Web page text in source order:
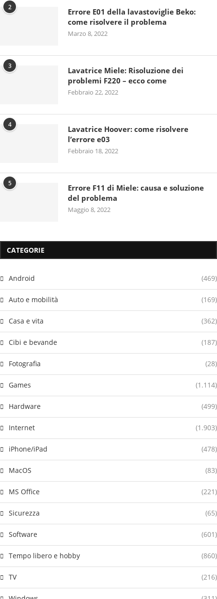
2
Errore E01 della lavastoviglie Beko:
come risolvere il problema
Marzo 8, 2022
3
Lavatrice Miele: Risoluzione dei
problemi F220 – ecco come
Febbraio 22, 2022
4
Lavatrice Hoover: come risolvere
l’errore e03
Febbraio 18, 2022
5
Errore F11 di Miele: causa e soluzione
del problema
Maggio 8, 2022
CATEGORIE
Android (469)
Auto e mobilità (169)
Casa e vita (362)
Cibi e bevande (187)
Fotografia (28)
Games (1.114)
Hardware (499)
Internet (1.903)
iPhone/iPad (478)
MacOS (83)
MS Office (221)
Sicurezza (65)
Software (601)
Tempo libero e hobby (860)
TV (216)